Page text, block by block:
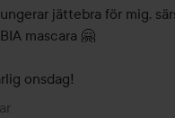
jättebra för mig,
mascara 🤗
onsdag!